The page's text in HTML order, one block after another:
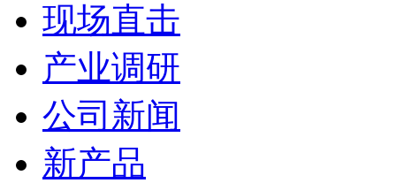
现场直击
产业调研
公司新闻
新产品